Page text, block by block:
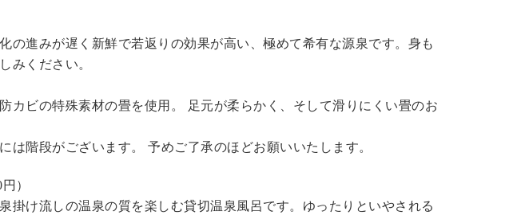
の進みが遅く新鮮で若返りの効果が高い、極めて希有な源泉です。身も
みください。
カビの特殊素材の畳を使用。 足元が柔らかく、そして滑りにくい畳のお
は階段がございます。 予めご了承のほどお願いいたします。
）
掛け流しの温泉の質を楽しむ貸切温泉風呂です。ゆったりといやされる